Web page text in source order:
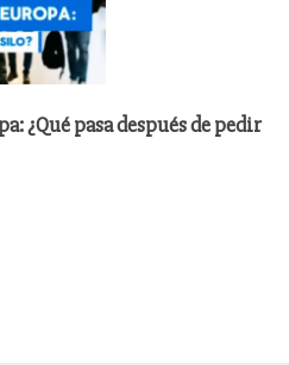
¿Qué pasa después de pedir